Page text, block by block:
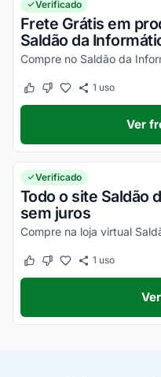
Verificado
Frete Grátis em
Saldão da
Este cupom funcionou
Este cupom não
1 uso
Ver
Verificado
Todo o site Saldão
sem juros
Este cupom funcionou
Este cupom não
1 uso